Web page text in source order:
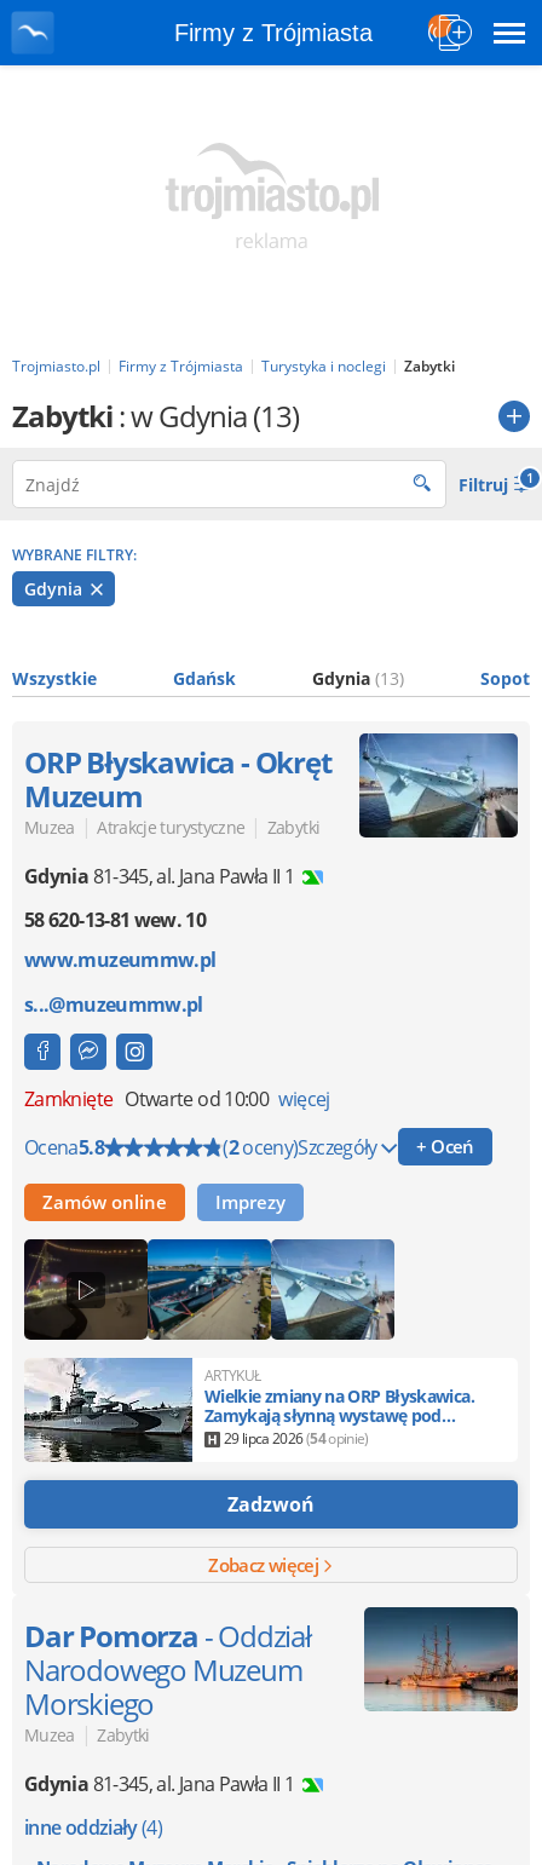
Firmy z Trójmiasta
Trojmiasto.pl Firmy z Trójmiasta Turystyka i noclegi Zabytki
Zabytki: w Gdynia(13)
Filtruj 1
WYBRANE FILTRY:
Gdynia
Wszystkie Gdańsk Gdynia (13) Sopot
ORP Błyskawica - Okręt
Muzeum
Muzea | Atrakcje turystyczne | Zabytki
Gdynia81-345,al. Jana Pawła II 1
58 620-13-81 wew. 10
www.muzeummw.pl
s...@muzeummw.pl
Zamknięte Otwarte od 10:00 więcej
Ocena5.8 (2oceny)Szczegóły + Oceń
Zamów online Imprezy
ARTYKUŁ
Wielkie zmiany na ORP Błyskawica.
Zamykają słynną wystawę pod
pokładem
29 lipca 2026(54opinie)
Zadzwoń
Zobacz więcej
Dar Pomorza - Oddział
Narodowego Muzeum
Morskiego
Muzea | Zabytki
Gdynia81-345,al. Jana Pawła II 1
inne oddziały(4)